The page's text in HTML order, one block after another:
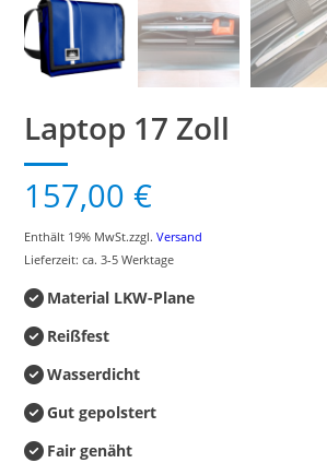
Laptop 17 Zoll
157,00€
Enthält 19% MwSt.zzgl.Versand
Lieferzeit: ca. 3-5 Werktage
Material LKW-Plane
Reißfest
Wasserdicht
Gut gepolstert
Fair genäht